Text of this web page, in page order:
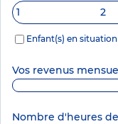
1
2
Enfant(s) en
Vos revenus
Nombre d'heures